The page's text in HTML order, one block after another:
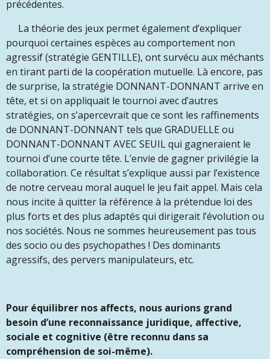
précédentes.
La théorie des jeux permet également d’expliquer
pourquoi certaines espèces au comportement non
agressif (stratégie GENTILLE), ont survécu aux méchants
en tirant parti de la coopération mutuelle. Là encore, pas
de surprise, la stratégie DONNANT-DONNANT arrive en
tête, et si on appliquait le tournoi avec d’autres
stratégies, on s’apercevrait que ce sont les raffinements
de DONNANT-DONNANT tels que GRADUELLE ou
DONNANT-DONNANT AVEC SEUIL qui gagneraient le
tournoi d’une courte tête. L’envie de gagner privilégie la
collaboration. Ce résultat s’explique aussi par l’existence
de notre cerveau moral auquel le jeu fait appel. Mais cela
nous incite à quitter la référence à la prétendue loi des
plus forts et des plus adaptés qui dirigerait l’évolution ou
nos sociétés. Nous ne sommes heureusement pas tous
des socio ou des psychopathes ! Des dominants
agressifs, des pervers manipulateurs, etc.
Pour équilibrer nos affects, nous aurions grand
besoin d’une reconnaissance juridique, affective,
sociale et cognitive (être reconnu dans sa
compréhension de soi-même).